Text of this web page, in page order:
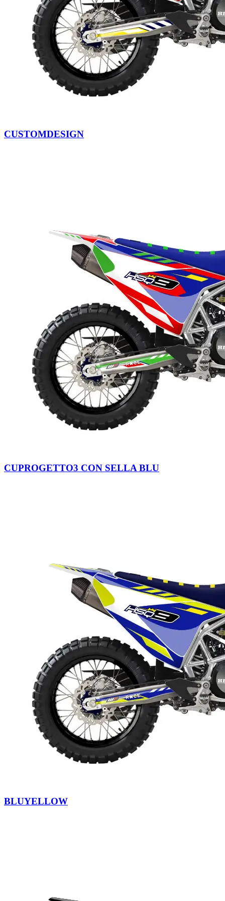
CUSTOMDESIGN
CUPROGETTO3 CON SELLA BLU
BLUYELLOW